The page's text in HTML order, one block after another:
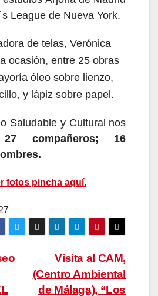
League de Nueva York.
de telas, Verónica
ocasión, entre 25 obras
óleo sobre lienzo,
y lápiz sobre papel.
Saludable y Cultural nos
27 compañeros; 16
s.
fotos pincha aquí.
Visita al CAM,
(Centro Ambiental
de Málaga), “Los